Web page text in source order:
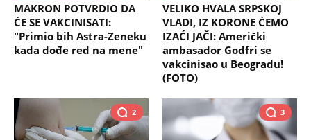
MAKRON POTVRDIO DA
ĆE SE VAKCINISATI:
"Primio bih Astra-Zeneku
kada dođe red na mene"
VELIKO HVALA SRPSKOJ
VLADI, IZ KORONE ĆEMO
IZAĆI JAČI: Američki
ambasador Godfri se
vakcinisao u Beogradu!
(FOTO)
2 3